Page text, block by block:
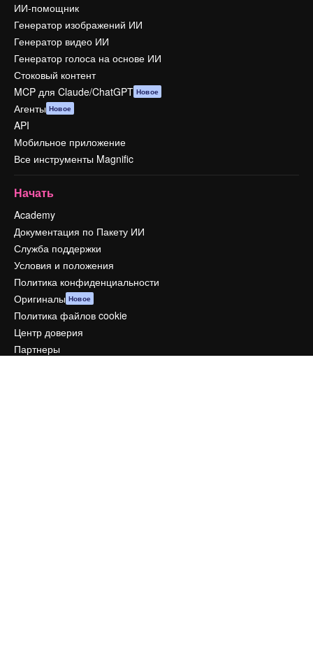
ИИ-помощник
Генератор изображений ИИ
Генератор видео ИИ
Генератор голоса на основе ИИ
Стоковый контент
MCP для Claude/ChatGPT Новое
Агенты Новое
API
Мобильное приложение
Все инструменты Magnific
Начать
Academy
Документация по Пакету ИИ
Служба поддержки
Условия и положения
Политика конфиденциальности
Оригиналы Новое
Политика файлов cookie
Центр доверия
Партнеры